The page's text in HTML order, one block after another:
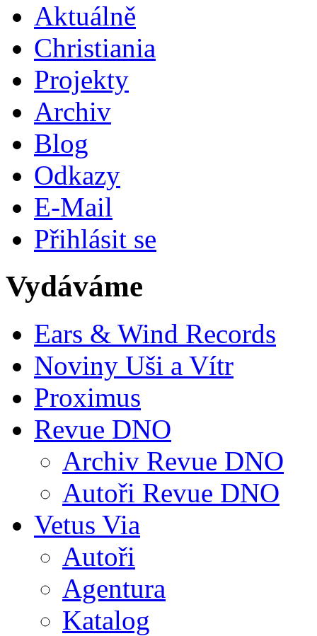
Aktuálně
Christiania
Projekty
Archiv
Blog
Odkazy
E-Mail
Přihlásit se
Vydáváme
Ears & Wind Records
Noviny Uši a Vítr
Proximus
Revue DNO
Archiv Revue DNO
Autoři Revue DNO
Vetus Via
Autoři
Agentura
Katalog